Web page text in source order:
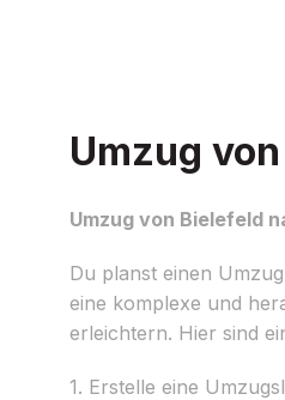
Umzug
Umzug von Bielefeld
Du planst einen
eine komplexe und
erleichtern. Hier sind
1. Erstelle eine